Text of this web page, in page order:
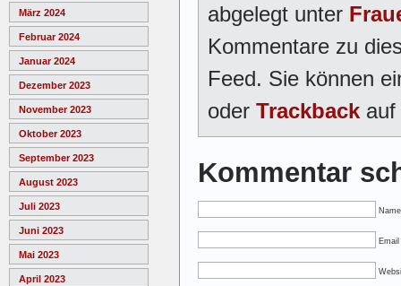
März 2024
Februar 2024
Januar 2024
Dezember 2023
November 2023
Oktober 2023
September 2023
August 2023
Juli 2023
Juni 2023
Mai 2023
April 2023
abgelegt unter
Kommentare zu
Feed. Sie können
oder Trackback
Kommentar
Name